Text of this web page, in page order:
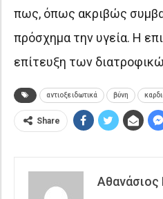
πως, όπως ακριβώς
πρόσχημα την υγεία. Η
επίτευξη των
αντιοξειδωτικά βύνη
Share
Αθανάσιος